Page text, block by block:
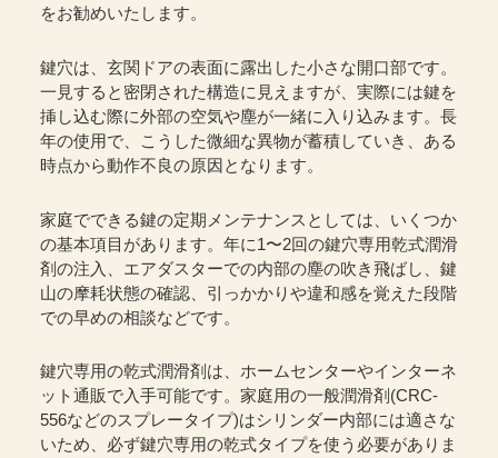
をお勧めいたします。
鍵穴は、玄関ドアの表面に露出した小さな開口部です。
一見すると密閉された構造に見えますが、実際には鍵を
挿し込む際に外部の空気や塵が一緒に入り込みます。長
年の使用で、こうした微細な異物が蓄積していき、ある
時点から動作不良の原因となります。
家庭でできる鍵の定期メンテナンスとしては、いくつか
の基本項目があります。年に1〜2回の鍵穴専用乾式潤滑
剤の注入、エアダスターでの内部の塵の吹き飛ばし、鍵
山の摩耗状態の確認、引っかかりや違和感を覚えた段階
での早めの相談などです。
鍵穴専用の乾式潤滑剤は、ホームセンターやインターネ
ット通販で入手可能です。家庭用の一般潤滑剤(CRC-
556などのスプレータイプ)はシリンダー内部には適さな
いため、必ず鍵穴専用の乾式タイプを使う必要がありま